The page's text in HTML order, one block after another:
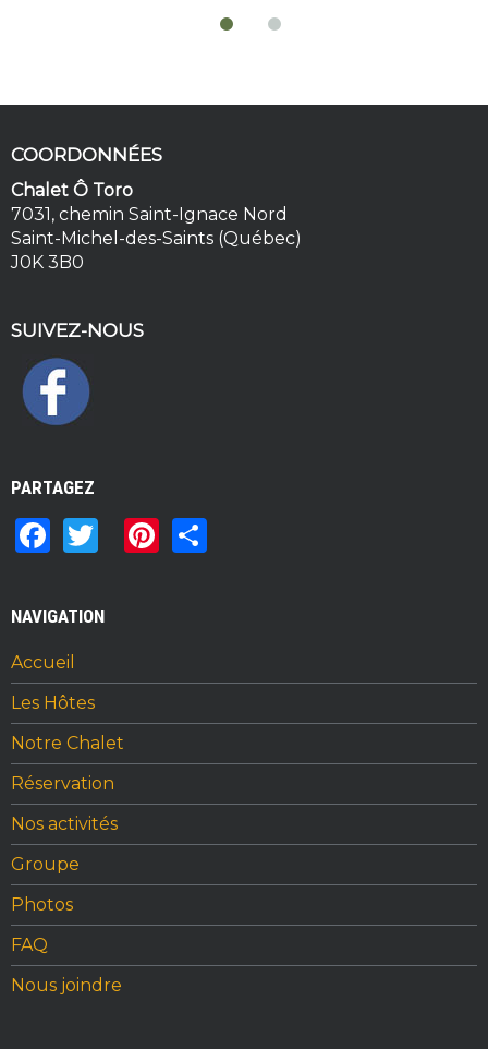
COORDONNÉES
Chalet Ô Toro
7031, chemin Saint-Ignace Nord
Saint-Michel-des-Saints (Québec)
J0K 3B0
SUIVEZ-NOUS
PARTAGEZ
F
a
c
e
b
o
o
k
w
it
te
r
Pi
n
st
NAVIGATION
Accueil
Les Hôtes
Notre Chalet
Réservation
Nos activités
Groupe
Photos
FAQ
Nous joindre